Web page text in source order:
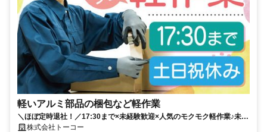
軽いアルミ部品の梱包など軽作業
＼ほぼ定時退社！／17:30まで×未経験歓迎×人気のモクモク軽作業♪未経
験スタート多の方もはじめやすい環境です◎
株式会社トーコー